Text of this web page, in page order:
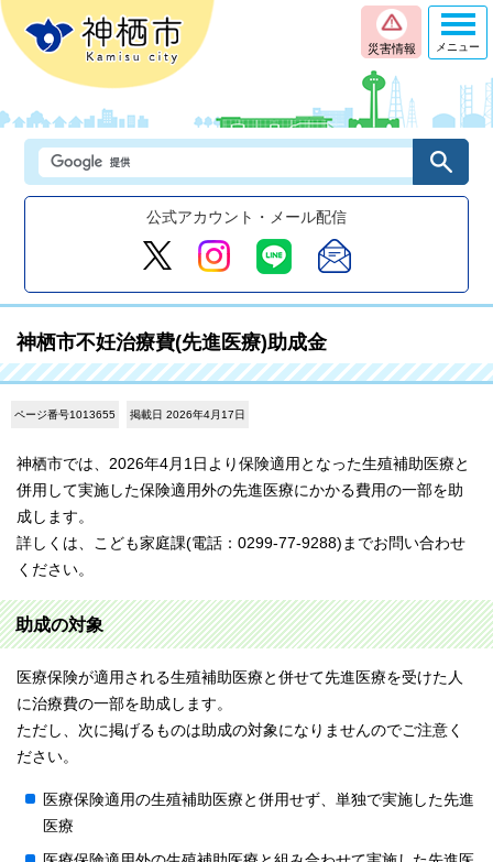
災害情報
公式アカウント・メール配信
メニュー
神栖市不妊治療費(先進医療)助成金
ページ番号1013655 掲載日 2026年4月17日
神栖市では、2026年4月1日より保険適用となった生殖補助医療と
併用して実施した保険適用外の先進医療にかかる費用の一部を助
成します。
詳しくは、こども家庭課(電話：0299-77-9288)までお問い合わせ
ください。
助成の対象
医療保険が適用される生殖補助医療と併せて先進医療を受けた人
に治療費の一部を助成します。
ただし、次に掲げるものは助成の対象になりませんのでご注意く
ださい。
医療保険適用の生殖補助医療と併用せず、単独で実施した先進
医療